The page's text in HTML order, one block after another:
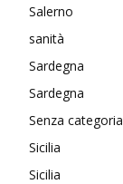
Salerno
sanità
Sardegna
Sardegna
Senza categoria
Sicilia
Sicilia